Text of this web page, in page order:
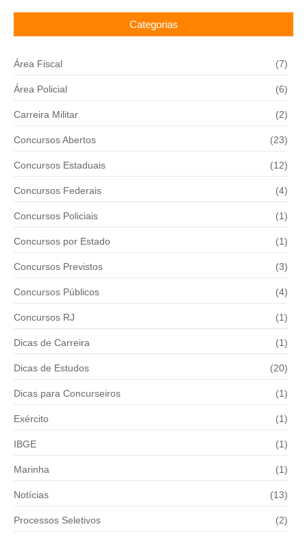
Categorias
Área Fiscal (7)
Área Policial (6)
Carreira Militar (2)
Concursos Abertos (23)
Concursos Estaduais (12)
Concursos Federais (4)
Concursos Policiais (1)
Concursos por Estado (1)
Concursos Previstos (3)
Concursos Públicos (4)
Concursos RJ (1)
Dicas de Carreira (1)
Dicas de Estudos (20)
Dicas para Concurseiros (1)
Exército (1)
IBGE (1)
Marinha (1)
Notícias (13)
Processos Seletivos (2)